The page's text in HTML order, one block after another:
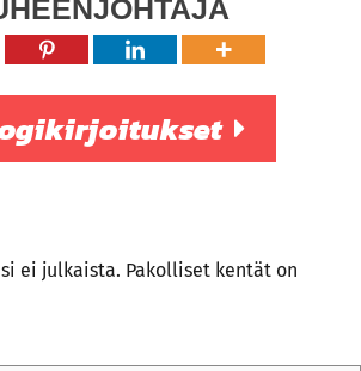
ei julkaista. Pakolliset kentät on